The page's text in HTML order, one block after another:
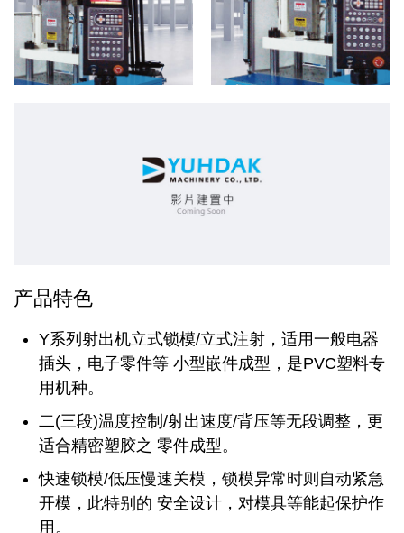
产品特色
Y系列射出机立式锁模/立式注射，适用一般电器
插头，电子零件等 小型嵌件成型，是PVC塑料专
用机种。
二(三段)温度控制/射出速度/背压等无段调整，更
适合精密塑胶之 零件成型。
快速锁模/低压慢速关模，锁模异常时则自动紧急
开模，此特别的 安全设计，对模具等能起保护作
用。